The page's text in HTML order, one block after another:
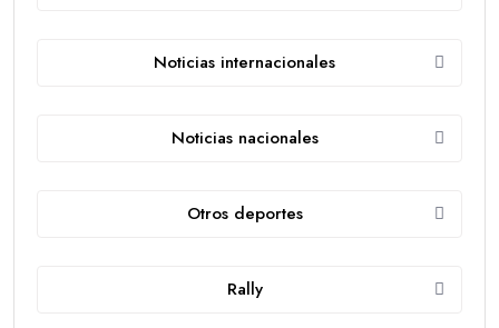
Noticias internacionales
Noticias nacionales
Otros deportes
Rally